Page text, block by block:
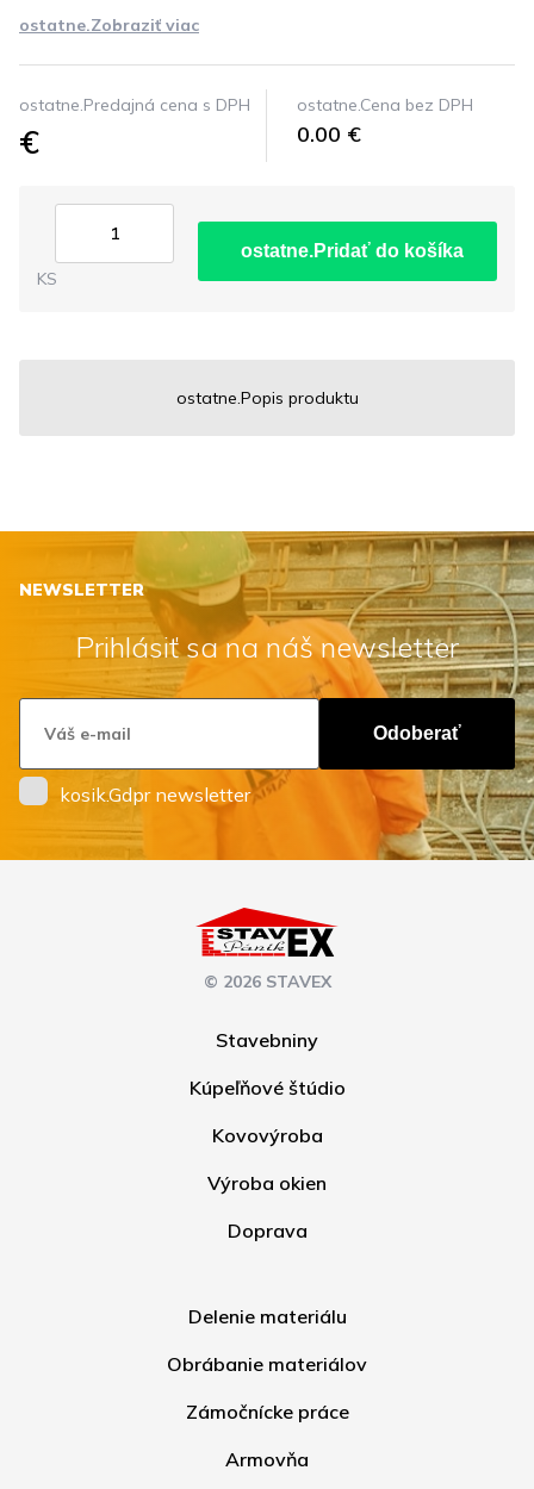
ostatne.Zobraziť viac
ostatne.Predajná cena s DPH
€
ostatne.Cena bez DPH
0.00 €
KS
ostatne.Pridať do košíka
ostatne.Popis produktu
NEWSLETTER
Prihlásiť sa na náš newsletter
Odoberať
kosik.Gdpr newsletter
© 2026 STAVEX
Stavebniny
Kúpeľňové štúdio
Kovovýroba
Výroba okien
Doprava
Delenie materiálu
Obrábanie materiálov
Zámočnícke práce
Armovňa